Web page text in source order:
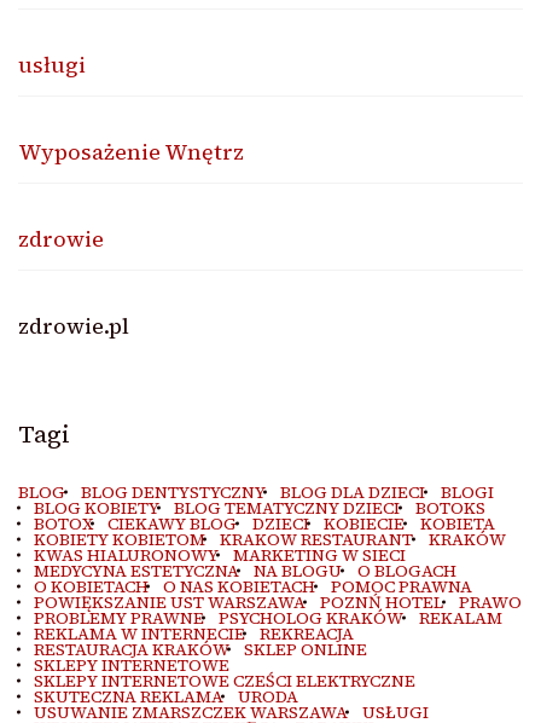
usługi
Wyposażenie Wnętrz
zdrowie
zdrowie.pl
Tagi
BLOG BLOG DENTYSTYCZNY BLOG DLA DZIECI BLOGI
BLOG KOBIETY BLOG TEMATYCZNY DZIECI BOTOKS
BOTOX CIEKAWY BLOG DZIECI KOBIECIE KOBIETA
KOBIETY KOBIETOM KRAKOW RESTAURANT KRAKÓW
KWAS HIALURONOWY MARKETING W SIECI
MEDYCYNA ESTETYCZNA NA BLOGU O BLOGACH
O KOBIETACH O NAS KOBIETACH POMOC PRAWNA
POWIĘKSZANIE UST WARSZAWA POZNŃ HOTEL PRAWO
PROBLEMY PRAWNE PSYCHOLOG KRAKÓW REKALAM
REKLAMA W INTERNECIE REKREACJA
RESTAURACJA KRAKÓW SKLEP ONLINE
SKLEPY INTERNETOWE
SKLEPY INTERNETOWE CZEŚCI ELEKTRYCZNE
SKUTECZNA REKLAMA URODA
USUWANIE ZMARSZCZEK WARSZAWA USŁUGI